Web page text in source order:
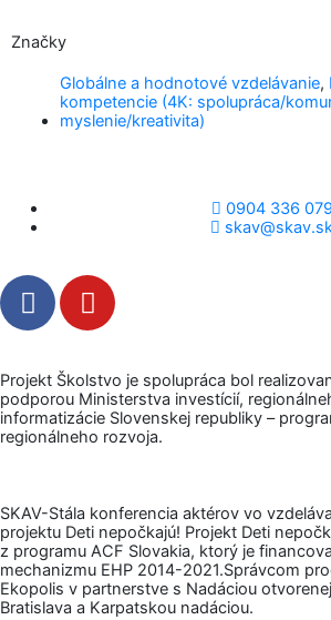
Značky
Globálne a hodnotové vzdelávanie,
kompetencie (4K: spolupráca/
myslenie/kreativita)
0904 336
F
a
e
b
o
o
-
f
Y
o
t
u
b
e
Projekt Školstvo je spolupráca bol
podporou Ministerstva investícií,
informatizácie Slovenskej republiky –
regionálneho rozvoja.
SKAV-Stála konferencia aktérov vo
projektu Deti nepočkajú! Projekt Deti
z programu ACF Slovakia, ktorý je
mechanizmu EHP 2014-2021.Správcom
Ekopolis v partnerstve s Nadáciou
Bratislava a Karpatskou nadáciou.